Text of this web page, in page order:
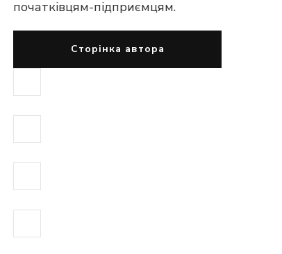
початківцям-підприємцям.
Сторінка автора